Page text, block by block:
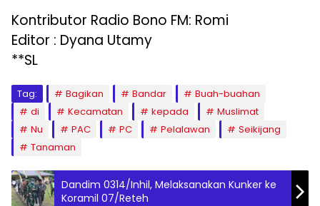
Kontributor Radio Bono FM: Romi
Editor : Dyana Utamy
**SL
Tag: Bagikan Bandar
Buah-buahan
di
Kecamatan kepada
Muslimat
Nu
PAC PC Pelalawan
Seikijang
Tanaman
Dandim 0314/Inhil, Melaksanakan Kunker ke
Koramil 07/Reteh